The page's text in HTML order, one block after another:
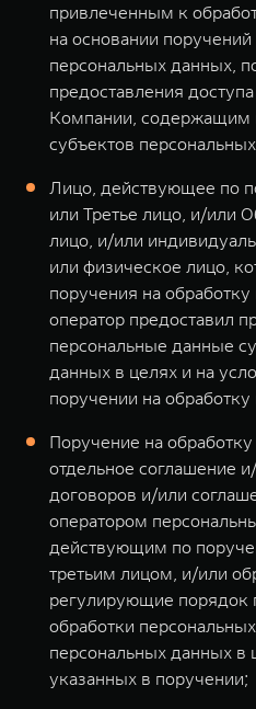
привлеченным к
на основании поручений
персональных данных,
предоставления
Компании, содержащим
субъектов
Лицо, действующее по
или Третье лицо, и/или
лицо, и/или
или физическое лицо,
поручения на
оператор предоставил
персональные данные
данных в целях и на
поручении на
Поручение на
отдельное соглашение
договоров и/или
оператором
действующим по
третьим лицом, и/или
регулирующие порядок
обработки
персональных данных в
указанных в поручении;